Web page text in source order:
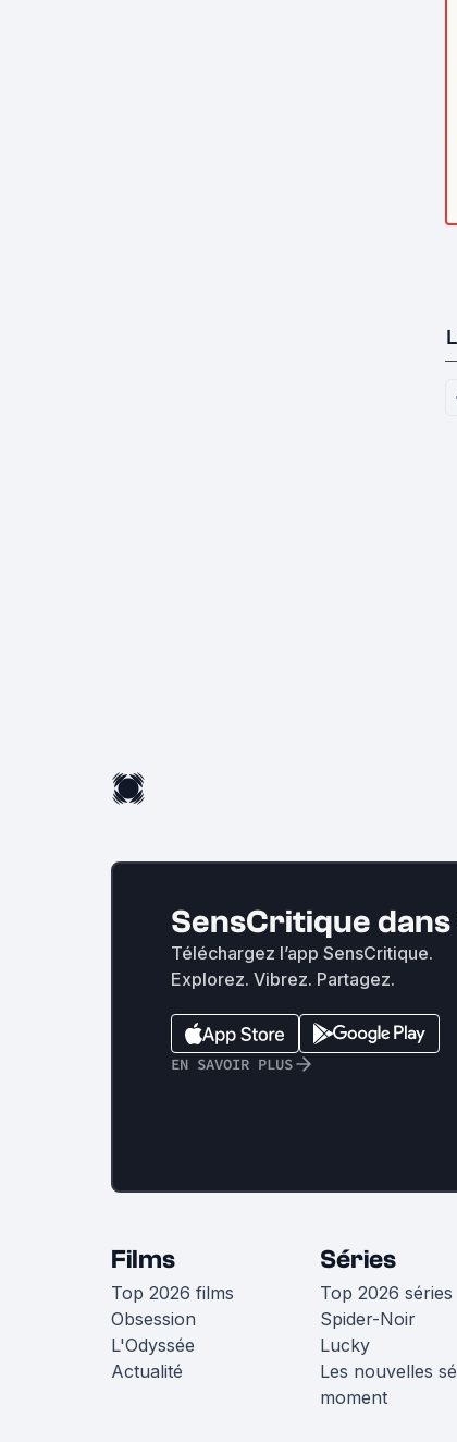
SensCritique
Téléchargez l’app SensCritique.
Explorez. Vibrez. Partagez.
EN SAVOIR PLUS
Films
Top 2026 films
Obsession
L'Odyssée
Actualité
Séries
Top 2026 séries
Spider-Noir
Lucky
Les nouvelles
moment